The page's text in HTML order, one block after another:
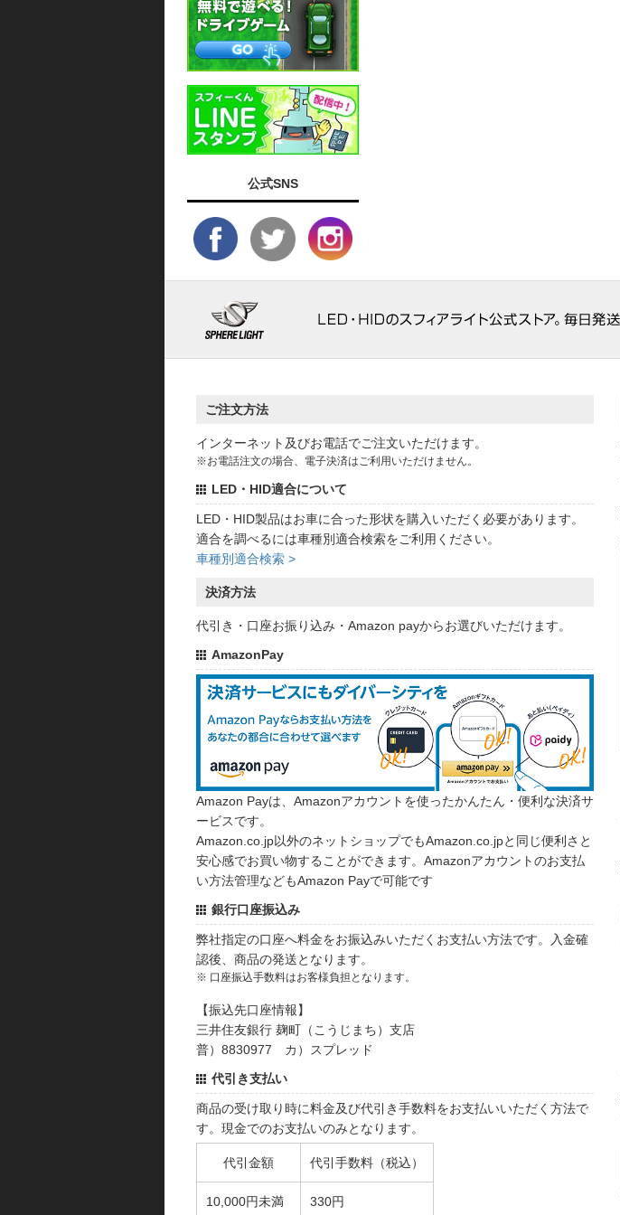
公式SNS
ご注文方法
インターネット及びお電話でご注文いただけます。
※お電話注文の場合、電子決済はご利用いただけません。
LED・HID適合について
LED・HID製品はお車に合った形状を購入いただく必要があります。
適合を調べるには車種別適合検索をご利用ください。
車種別適合検索 >
決済方法
代引き・口座お振り込み・Amazon payからお選びいただけます。
AmazonPay
Amazon Payは、Amazonアカウントを使ったかんたん・便利な決済サ
ービスです。
Amazon.co.jp以外のネットショップでもAmazon.co.jpと同じ便利さと
安心感でお買い物することができます。Amazonアカウントのお支払
い方法管理などもAmazon Payで可能です
銀行口座振込み
弊社指定の口座へ料金をお振込みいただくお支払い方法です。入金確
認後、商品の発送となります。
※ 口座振込手数料はお客様負担となります。
【振込先口座情報】
三井住友銀行 麹町（こうじまち）支店
普）8830977 カ）スプレッド
代引き支払い
商品の受け取り時に料金及び代引き手数料をお支払いいただく方法で
す。現金でのお支払いのみとなります。
代引金額 代引手数料（税込）
10,000円未満 330円